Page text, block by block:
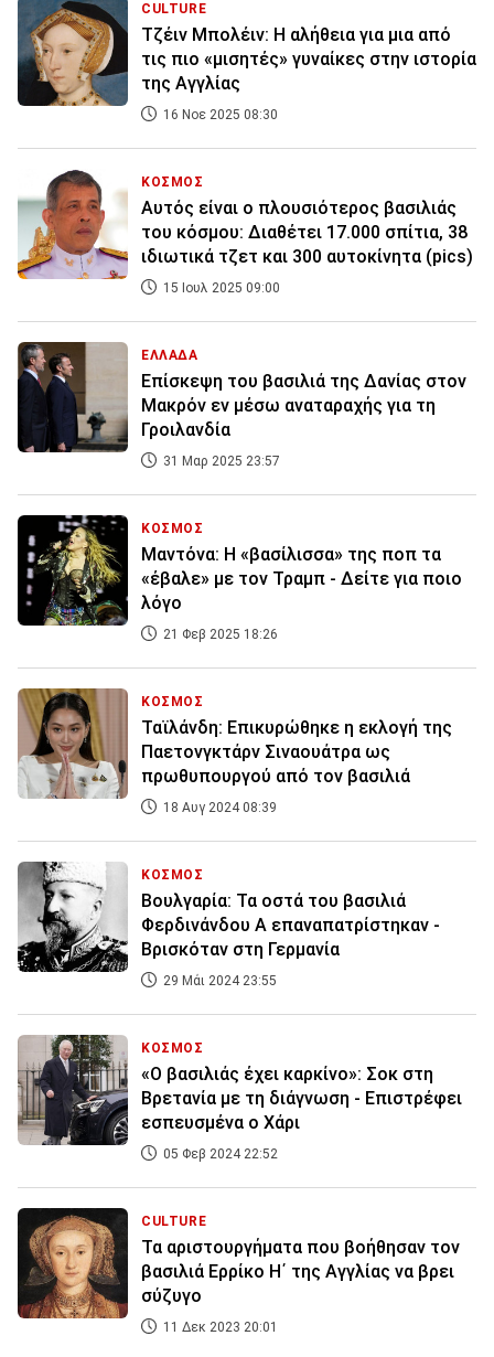
CULTURE
Τζέιν Μπολέιν: Η αλήθεια για μια από
τις πιο «μισητές» γυναίκες στην ιστορία
της Αγγλίας
16 Νοε 2025 08:30
ΚΟΣΜΟΣ
Αυτός είναι ο πλουσιότερος βασιλιάς
του κόσμου: Διαθέτει 17.000 σπίτια, 38
ιδιωτικά τζετ και 300 αυτοκίνητα (pics)
15 Ιουλ 2025 09:00
ΕΛΛΑΔΑ
Επίσκεψη του βασιλιά της Δανίας στον
Μακρόν εν μέσω αναταραχής για τη
Γροιλανδία
31 Μαρ 2025 23:57
ΚΟΣΜΟΣ
Μαντόνα: Η «βασίλισσα» της ποπ τα
«έβαλε» με τον Τραμπ - Δείτε για ποιο
λόγο
21 Φεβ 2025 18:26
ΚΟΣΜΟΣ
Ταϊλάνδη: Επικυρώθηκε η εκλογή της
Παετονγκτάρν Σιναουάτρα ως
πρωθυπουργού από τον βασιλιά
18 Αυγ 2024 08:39
ΚΟΣΜΟΣ
Βουλγαρία: Τα οστά του βασιλιά
Φερδινάνδου Α επαναπατρίστηκαν -
Βρισκόταν στη Γερμανία
29 Μάι 2024 23:55
ΚΟΣΜΟΣ
«Ο βασιλιάς έχει καρκίνο»: Σοκ στη
Βρετανία με τη διάγνωση - Επιστρέφει
εσπευσμένα ο Χάρι
05 Φεβ 2024 22:52
CULTURE
Τα αριστουργήματα που βοήθησαν τον
βασιλιά Ερρίκο Η΄ της Αγγλίας να βρει
σύζυγο
11 Δεκ 2023 20:01